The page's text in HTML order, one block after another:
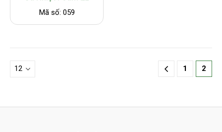
Mã số: 059
1 2